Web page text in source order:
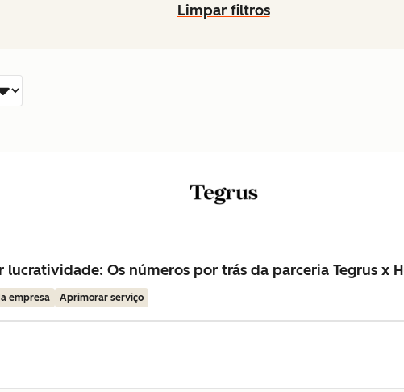
Limpar filtros
Os números por trás da parceria Tegrus x
empresa Aprimorar serviço